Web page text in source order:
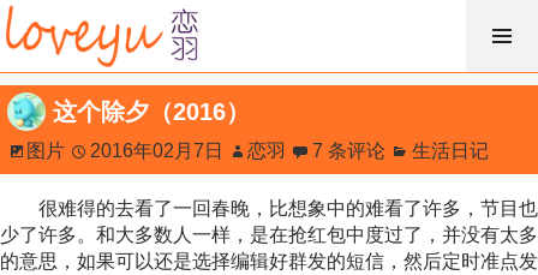
跳
过
内
容
这个除夕（2016）
图片 2016年02月7日 恋羽 7 条评论 生活日记
很难得的去看了一回春晚，比想象中的难看了许多，节目也
少了许多。和大多数人一样，是在抢红包中度过了，并没有太多
的意思，如果可以还是选择编辑好群发的短信，然后定时准点发